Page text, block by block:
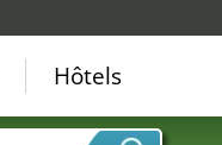
Hôtels